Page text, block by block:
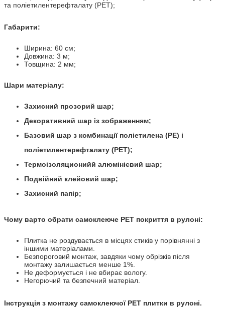
та поліетилентерефталату (PET);
Габарити:
Ширина: 60 см;
Довжина: 3 м;
Товщина: 2 мм;
Шари матеріалу:
Захисний прозорий шар;
Декоративний шар із зображенням;
Базовий шар з комбинації поліетилена (PE) і
поліетилентерефталату (PET);
Термоізоляционийй алюмінієвий шар;
Подвійний клейовий шар;
Захисний папір;
Чому варто обрати самоклеюче PET покриття в рулоні:
Плитка не роздувається в місцях стиків у порівнянні з
іншими матеріалами.
Безпороговий монтаж, завдяки чому обрізків після
монтажу залишається менше 1%.
Не деформується і не вбирає вологу.
Негорючий та безпечний матеріал.
Інструкція з монтажу самоклеючої PET плитки в рулоні.